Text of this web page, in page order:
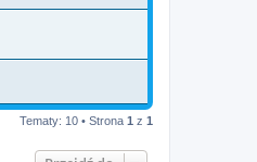
Tematy: 10 • Strona 1 z 1